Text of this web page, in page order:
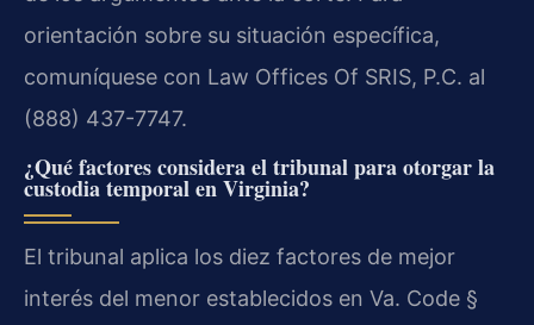
orientación sobre su situación específica,
comuníquese con Law Offices Of SRIS, P.C. al
(888) 437-7747.
¿Qué factores considera el tribunal para otorgar la
custodia temporal en Virginia?
El tribunal aplica los diez factores de mejor
interés del menor establecidos en Va. Code §